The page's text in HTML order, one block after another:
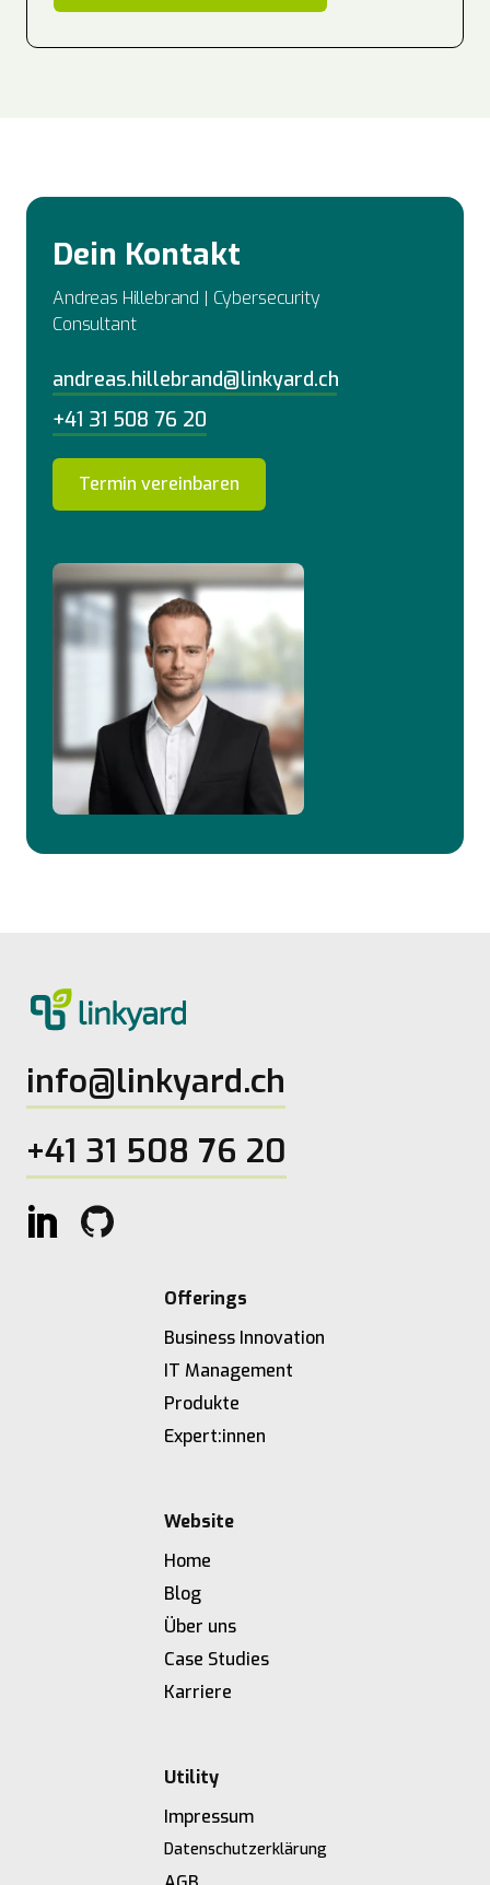
Dein Kontakt
Andreas Hillebrand | Cybersecurity
Consultant
andreas.hillebrand@linkyard.ch
+41 31 508 76 20
Termin vereinbaren
info@linkyard.ch
+41 31 508 76 20
Offerings
Business Innovation
IT Management
Produkte
Expert:innen
Website
Home
Blog
Über uns
Case Studies
Karriere
Utility
Impressum
Datenschutzerklärung